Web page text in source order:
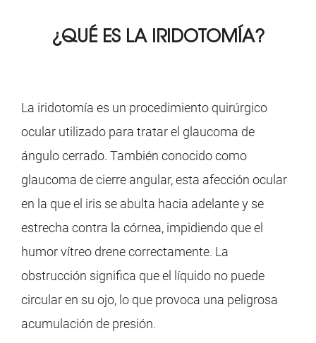
¿QUÉ ES LA IRIDOTOMÍA?
La iridotomía es un procedimiento quirúrgico
ocular utilizado para tratar el glaucoma de
ángulo cerrado. También conocido como
glaucoma de cierre angular, esta afección ocular
en la que el iris se abulta hacia adelante y se
estrecha contra la córnea, impidiendo que el
humor vítreo drene correctamente. La
obstrucción significa que el líquido no puede
circular en su ojo, lo que provoca una peligrosa
acumulación de presión.